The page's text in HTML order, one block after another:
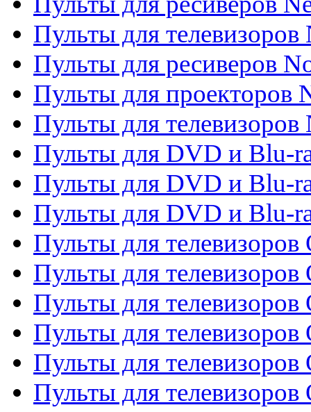
Пульты для телевизоров
Пульты для ресиверов
Пульты для проекторов
Пульты для телевизоров
Пульты для DVD и Blu-
Пульты для DVD и Blu-
Пульты для DVD и Blu-
Пульты для телевизоров
Пульты для телевизоров
Пульты для телевизоров
Пульты для телевизоров
Пульты для телевизоров
Пульты для телевизоров